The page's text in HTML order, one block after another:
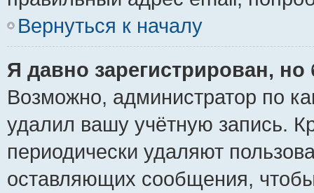
Вернуться к началу
Я давно зарегистрирован,
Возможно, администратор по
удалил вашу учётную запись.
периодически удаляют
оставляющих сообщения,